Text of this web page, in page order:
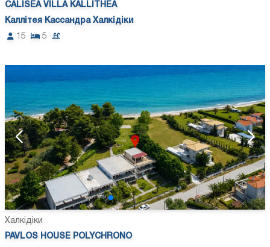
CALISEA VILLA KALLITHEA
Каллітея Кассандра Халкідіки
15
5
Халкідіки
PAVLOS HOUSE POLYCHRONO